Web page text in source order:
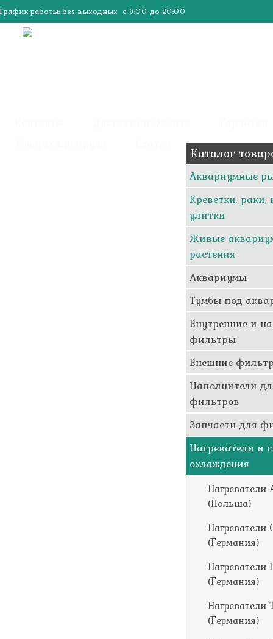
График работы: без выходных с 9:00 до 20:00
Каталог
Аквариумные
Креветки, раки,
улитки
Живые
растения
Аквариумы
Тумбы под
Внутренние и
фильтры
Внешние
Наполнители
фильтров
Запчасти для
Нагреватели и
охлаждения
Нагреватели
(Польша)
Нагреватели
(Германия)
Нагреватели
(Германия)
Нагреватели
(Германия)